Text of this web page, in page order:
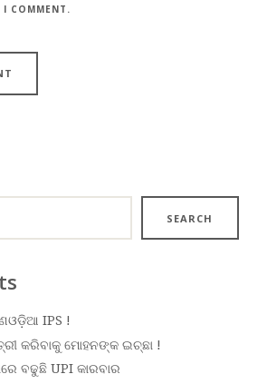
I COMMENT.
SEARCH
IPS !
କରିବାକୁ ମୋହନଙ୍କ ଇଚ୍ଛା !
ବଢୁଛି UPI କାରବାର